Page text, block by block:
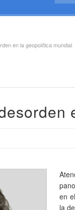
en la geopolítica mundial
en
la